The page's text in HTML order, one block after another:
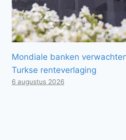
Mondiale banken
Turkse renteverlaging
6 augustus 2026